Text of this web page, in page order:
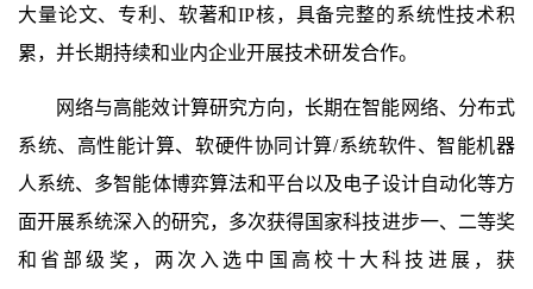
大量论文、专利、软著和IP核，具备完整的系统性技术积
累，并长期持续和业内企业开展技术研发合作。
网络与高能效计算研究方向，长期在智能网络、分布式
系统、高性能计算、软硬件协同计算/系统软件、智能机器
人系统、多智能体博弈算法和平台以及电子设计自动化等方
面开展系统深入的研究，多次获得国家科技进步一、二等奖
和省部级奖，两次入选中国高校十大科技进展，获